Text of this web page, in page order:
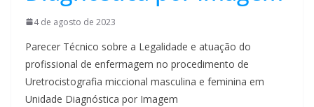
4 de agosto de 2023
Parecer Técnico sobre a Legalidade e atuação do
profissional de enfermagem no procedimento de
Uretrocistografia miccional masculina e feminina em
Unidade Diagnóstica por Imagem